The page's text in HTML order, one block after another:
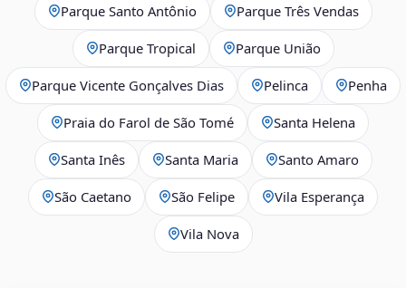
Parque Santo Antônio Parque Três Vendas
Parque Tropical Parque União
Parque Vicente Gonçalves Dias Pelinca Penha
Praia do Farol de São Tomé Santa Helena
Santa Inês Santa Maria Santo Amaro
São Caetano São Felipe Vila Esperança
Vila Nova